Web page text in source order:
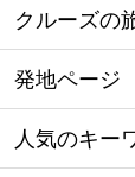
クルーズの
発地ページ
人気のキー